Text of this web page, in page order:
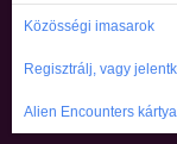
Közösségi imasarok
Regisztrálj, vagy
Alien Encounters